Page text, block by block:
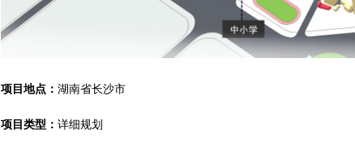
项目地点： 湖南省长沙市
项目类型： 详细规划